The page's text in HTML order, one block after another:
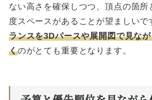
ない高さを確保しつつ、頂点の箇所
度スペースがあることが望ましいで
ランスを3Dパースや展開図で見な
くのがとても重要となります。